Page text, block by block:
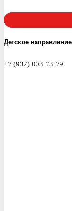
Детское направление
+7 (937) 003-73-79